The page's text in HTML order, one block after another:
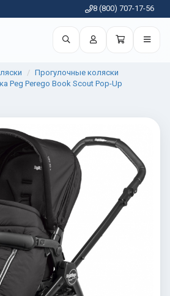
8 (800) 707-17-56
Прогулочные коляски
Peg Perego Book Scout Pop-Up